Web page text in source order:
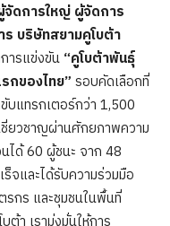
ดการใหญ่ ผู้จัดการ
ร บริษัทสยามคูโบต้า
ารแข่งขัน “คูโบต้าพันธุ์
กของไทย” รอบคัดเลือกที่
บแทรกเตอร์กว่า 1,500
ชี่ยวชาญผ่านศักยภาพความ
ได้ 60 ผู้ชนะ จาก 48
จและได้รับความร่วมมือ
กร และชุมชนในพื้นที่